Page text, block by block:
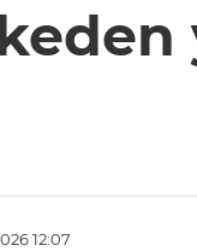
12:07